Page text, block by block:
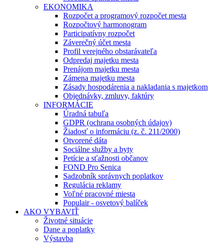
EKONOMIKA
Rozpočet a programový rozpočet mesta
Rozpočtový harmonogram
Participatívny rozpočet
Záverečný účet mesta
Profil verejného obstarávateľa
Odpredaj majetku mesta
Prenájom majetku mesta
Zámena majetku mesta
Zásady hospodárenia a nakladania s majetkom
Objednávky, zmluvy, faktúry
INFORMÁCIE
Úradná tabuľa
GDPR (ochrana osobných údajov)
Žiadosť o informáciu (z. č. 211/2000)
Otvorené dáta
Sociálne služby a byty
Petície a sťažnosti občanov
FOND Pro Senica
Sadzobník správnych poplatkov
Regulácia reklamy
Voľné pracovné miesta
Populair - osvetový balíček
AKO VYBAVIŤ
Životné situácie
Dane a poplatky
Výstavba